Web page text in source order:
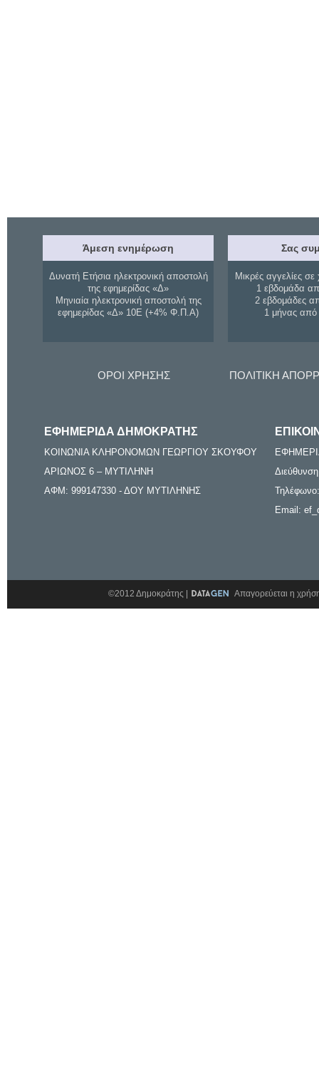
Άμεση ενημέρωση
Δυνατή Ετήσια ηλεκτρονική αποστολή
της εφημερίδας «Δ»
Μηνιαία ηλεκτρονική αποστολή της
εφημερίδας «Δ» 10Ε (+4% Φ.Π.Α)
Σας
Μικρές αγγελίες σε
1 εβδομάδα
2 εβδομάδες
1 μήνας
ΟΡΟΙ ΧΡΗΣΗΣ ΠΟΛΙΤΙΚΗ
ΕΦΗΜΕΡΙΔΑ ΔΗΜΟΚΡΑΤΗΣ
ΚΟΙΝΩΝΙΑ ΚΛΗΡΟΝΟΜΩΝ ΓΕΩΡΓΙΟΥ ΣΚΟΥΦΟΥ
ΑΡΙΩΝΟΣ 6 – ΜΥΤΙΛΗΝΗ
ΑΦΜ: 999147330 - ΔΟΥ ΜΥΤΙΛΗΝΗΣ
Email:
©2012 Δημοκράτης | Απαγορεύεται η